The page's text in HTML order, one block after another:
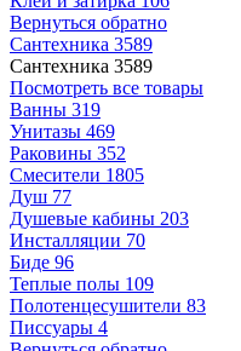
Вернуться обратно
Сантехника 3589
Сантехника 3589
Посмотреть все товары
Ванны 319
Унитазы 469
Раковины 352
Смесители 1805
Душ 77
Душевые кабины 203
Инсталляции 70
Биде 96
Теплые полы 109
Полотенцесушители 83
Писсуары 4